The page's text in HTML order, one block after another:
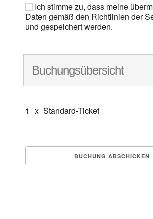
Ich stimme zu, dass meine
Daten gemäß den Richtlinien der
und gespeichert werden.
Buchungsübersicht
1 x Standard-Ticket